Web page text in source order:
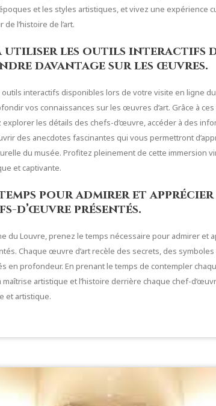
et les styles artistiques, et vivez une expérience
l’histoire de l’art.
à utiliser les outils interactifs
davantage sur les œuvres.
outils interactifs disponibles lors de votre visite en ligne
vos connaissances sur les œuvres d’art. Grâce à
les détails des chefs-d’œuvre, accéder à des
des anecdotes fascinantes qui vous permettront
du musée. Profitez pleinement de cette immersion
et captivante.
pour admirer et
d’œuvre présentés.
du Louvre, prenez le temps nécessaire pour admirer et
Chaque œuvre d’art recèle des secrets, des
en profondeur. En prenant le temps de contempler
artistique et l’histoire derrière chaque chef-
et artistique.